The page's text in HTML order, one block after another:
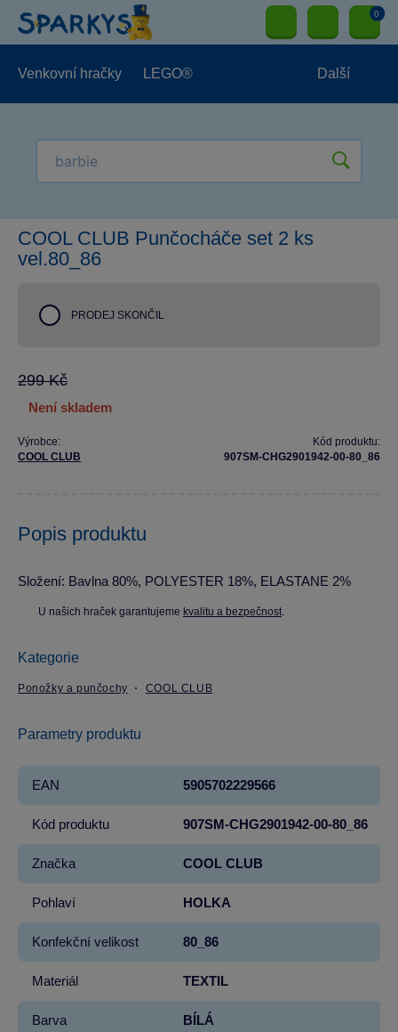
0
Venkovní hračky LEGO® Další
COOL CLUB Punčocháče set 2 ks
vel.80_86
PRODEJ SKONČIL
299 Kč
není skladem
Výrobce:
COOL CLUB
Kód produktu:
907SM-CHG2901942-00-80_86
Popis produktu
Složení: Bavlna 80%, POLYESTER 18%, ELASTANE 2%
U našich hraček garantujeme kvalitu a bezpečnost.
Kategorie
Ponožky a punčochy COOL CLUB
Parametry produktu
EAN 5905702229566
Kód produktu 907SM-CHG2901942-00-80_86
Značka COOL CLUB
Pohlaví HOLKA
Konfekční velikost 80_86
Materiál TEXTIL
Barva BÍLÁ